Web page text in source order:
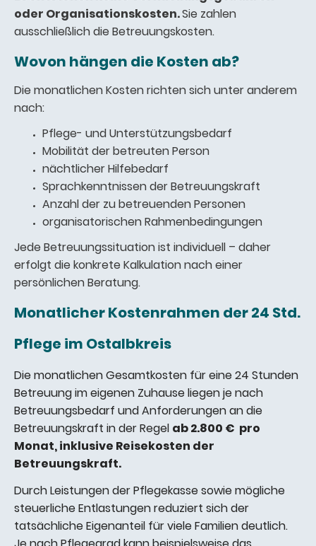
oder Organisationskosten.Sie zahlen
ausschließlich die Betreuungskosten.
Wovon hängen die Kosten ab?
Die monatlichen Kosten richten sich unter anderem
nach:
Pflege- und Unterstützungsbedarf
Mobilität der betreuten Person
nächtlicher Hilfebedarf
Sprachkenntnissen der Betreuungskraft
Anzahl der zu betreuenden Personen
organisatorischen Rahmenbedingungen
Jede Betreuungssituation ist individuell – daher
erfolgt die konkrete Kalkulation nach einer
persönlichen Beratung.
Monatlicher Kostenrahmen der 24 Std.
Pflege im Ostalbkreis
Die monatlichen Gesamtkosten für eine 24 Stunden
Betreuung im eigenen Zuhause liegen je nach
Betreuungsbedarf und Anforderungen an die
Betreuungskraft in der Regel ab 2.800 € pro
Monat, inklusive Reisekosten der
Betreuungskraft.
Durch Leistungen der Pflegekasse sowie mögliche
steuerliche Entlastungen reduziert sich der
tatsächliche Eigenanteil für viele Familien deutlich.